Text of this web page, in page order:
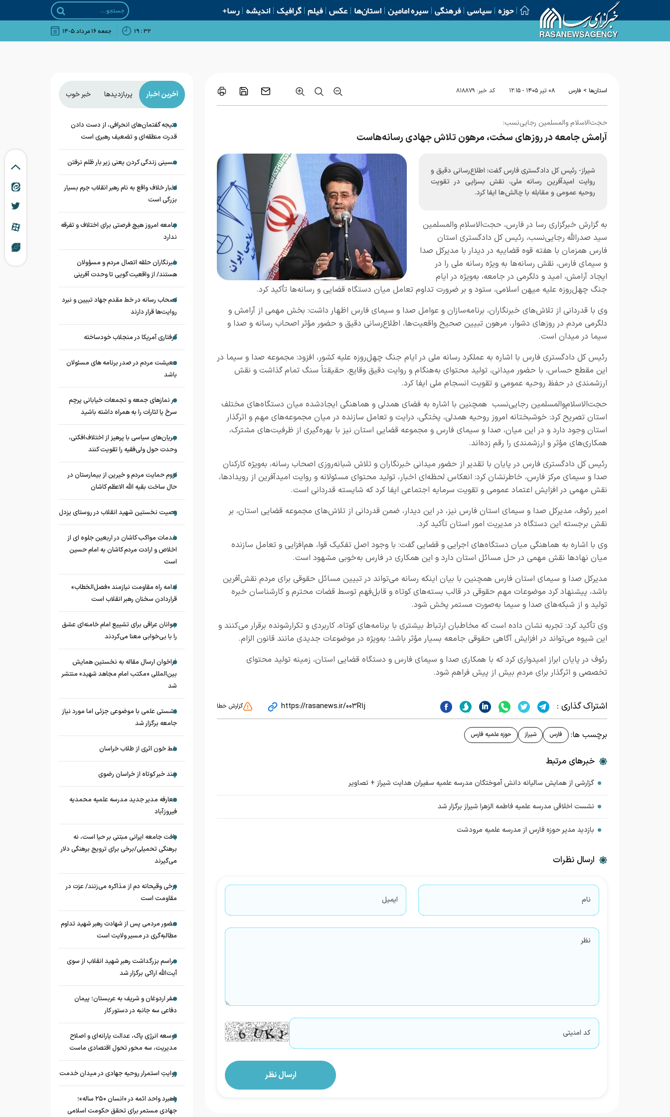
حوزه سیاسی فرهنگی سیره امامین استان‌ها عکس فیلم گرافیک اندیشه رسا+
۳۲ : ۱۹ جمعه ۱۶ مرداد ۱۴۰۵
استان‌ها > فارس ۰۸ تير ۱۴۰۵ - ۱۲:۱۵ کد خبر: ۸۱۸۸۷۹
حجت‌الاسلام‌ والمسلمین رجایی‌نسب:
آرامش جامعه در روزهای سخت، مرهون تلاش جهادی رسانه‌هاست
شیراز- رئیس کل دادگستری فارس گفت: اطلاع‌رسانی دقیق و
روایت امیدآفرین رسانه ملی، نقش بسزایی در تقویت
روحیه عمومی و مقابله با چالش‌ها ایفا کرد.
به گزارش خبرگزاری رسا در فارس، حجت‌الاسلام‌ والمسلمین
سید صدرالله رجایی‌نسب، رئیس کل دادگستری استان
فارس همزمان با هفته قوه قضاییه در دیدار با مدیرکل صدا
و سیمای فارس، نقش رسانه‌ها به ویژه رسانه ملی را در
ایجاد آرامش، امید و دلگرمی در جامعه، به‌ویژه در ایام
جنگ چهل‌روزه علیه میهن اسلامی، ستود و بر ضرورت تداوم تعامل میان دستگاه قضایی و رسانه‌ها تأکید کرد.
وی با قدردانی از تلاش‌های خبرنگاران، برنامه‌سازان و عوامل صدا و سیمای فارس اظهار داشت: بخش مهمی از آرامش و
دلگرمی مردم در روز‌های دشوار، مرهون تبیین صحیح واقعیت‌ها، اطلاع‌رسانی دقیق و حضور مؤثر اصحاب رسانه و صدا و
سیما در میدان است.
رئیس کل دادگستری فارس با اشاره به عملکرد رسانه ملی در ایام جنگ چهل‌روزه علیه کشور، افزود: مجموعه صدا و سیما در
این مقطع حساس، با حضور میدانی، تولید محتوای به‌هنگام و روایت دقیق وقایع، حقیقتاً سنگ تمام گذاشت و نقش
ارزشمندی در حفظ روحیه عمومی و تقویت انسجام ملی ایفا کرد.
حجت‌الاسلام‌والمسلمین رجایی‌نسب همچنین با اشاره به فضای همدلی و هماهنگی ایجادشده میان دستگاه‌های مختلف
استان تصریح کرد: خوشبختانه امروز روحیه همدلی، پختگی، درایت و تعامل سازنده در میان مجموعه‌های مهم و اثرگذار
استان وجود دارد و در این میان، صدا و سیمای فارس و مجموعه قضایی استان نیز با بهره‌گیری از ظرفیت‌های مشترک،
همکاری‌های مؤثر و ارزشمندی را رقم زده‌اند.
رئیس کل دادگستری فارس در پایان با تقدیر از حضور میدانی خبرنگاران و تلاش شبانه‌روزی اصحاب رسانه، به‌ویژه کارکنان
صدا و سیمای مرکز فارس، خاطرنشان کرد: انعکاس لحظه‌ای اخبار، تولید محتوای مسئولانه و روایت امیدآفرین از رویدادها،
نقش مهمی در افزایش اعتماد عمومی و تقویت سرمایه اجتماعی ایفا کرد که شایسته قدردانی است.
امیر رئوف، مدیرکل صدا و سیمای استان فارس نیز، در این دیدار، ضمن قدردانی از تلاش‌های مجموعه قضایی استان، بر
نقش برجسته این دستگاه در مدیریت امور استان تأکید کرد.
وی با اشاره به هماهنگی میان دستگاه‌های اجرایی و قضایی گفت: با وجود اصل تفکیک قوا، هم‌افزایی و تعامل سازنده
میان نهاد‌ها نقش مهمی در حل مسائل استان دارد و این همکاری در فارس به‌خوبی مشهود است.
مدیرکل صدا و سیمای استان فارس همچنین با بیان اینکه رسانه می‌تواند در تبیین مسائل حقوقی برای مردم نقش‌آفرین
باشد، پیشنهاد کرد موضوعات مهم حقوقی در قالب بسته‌های کوتاه و قابل‌فهم توسط قضات محترم و کارشناسان خبره
تولید و از شبکه‌های صدا و سیما به‌صورت مستمر پخش شود.
وی تأکید کرد: تجربه نشان داده است که مخاطبان ارتباط بیشتری با برنامه‌های کوتاه، کاربردی و تکرارشونده برقرار می‌کنند و
این شیوه می‌تواند در افزایش آگاهی حقوقی جامعه بسیار مؤثر باشد؛ به‌ویژه در موضوعات جدیدی مانند قانون الزام.
رئوف در پایان ابراز امیدواری کرد که با همکاری صدا و سیمای فارس و دستگاه قضایی استان، زمینه تولید محتوای
تخصصی و اثرگذار برای مردم بیش از پیش فراهم شود.
اشتراک گذاری : https://rasanews.ir/003R1j گزارش خطا
برچسب ها: فارس شیراز حوزه علمیه فارس
خبرهای مرتبط
گزارشی از همایش سالیانه دانش آموختگان مدرسه علمیه سفیران هدایت شیراز + تصاویر
نشست اخلاقی مدرسه علمیه فاطمه الزهرا شیراز برگزار شد
بازدید مدیر حوزه فارس از مدرسه علمیه مرودشت
ارسال نظرات
آخرین اخبار پربازدیدها خبر خوب
نتیجه گفتمان‌های انحرافی، از دست دادن
قدرت منطقه‌ای و تضعیف رهبری است
حسینی زندگی کردن یعنی زیر بار ظلم نرفتن
اخبار خلاف واقع به نام رهبر انقلاب جرم بسیار
بزرگی است
جامعه امروز هیچ فرصتی برای اختلاف و تفرقه
ندارد
خبرنگاران حلقه اتصال مردم و مسؤولان
هستند/ از واقعیت گویی تا وحدت آفرینی
اصحاب رسانه در خط مقدم جهاد تبیین و نبرد
روایت‌ها قرار دارند
گرفتاری آمریکا در منجلاب خودساخته
معیشت مردم در صدر برنامه های مسئولان
باشد
در نماز‌های جمعه و تجمعات خیابانی پرچم
سرخ یا لثارات را به همراه داشته باشید
جریان‌های سیاسی با پرهیز از اختلاف‌افکنی،
وحدت حول ولی‌فقیه را تقویت کنند
لزوم حمایت مردم و خیرین از بیمارستان در
حال ساخت بقیه الله الاعظم کاشان
وصیت نخستین شهید انقلاب در روستای یزدل
خدمات مواکب کاشان در اربعین جلوه ای از
اخلاص و ارادت مردم کاشان به امام حسین
است
ادامه راه مقاومت نیازمند «فصل‌الخطاب»
قراردادن سخنان رهبر انقلاب است
جوانان عراقی برای تشییع امام خامنه‌ای عشق
را با بی‌خوابی معنا می‌کردند
فراخوان ارسال مقاله به نخستین همایش
بین‌المللی «مکتب امام مجاهد شهید» منتشر
شد
نشستی علمی با موضوعی جزئی اما مورد نیاز
جامعه برگزار شد
خط خون اثری از طلاب خراسان
چند خبر کوتاه از خراسان رضوی
معارفه مدیر جدید مدرسه علمیه محمدیه
فیروزآباد
بافت جامعه ایرانی مبتنی بر حیا است، نه
برهنگی تحمیلی/برخی برای ترویج برهنگی دلار
می‌گیرند
برخی وقیحانه دم از مذاکره می‌زنند/ عزت در
مقاومت است
حضور مردمی پس از شهادت رهبر شهید تداوم
مطالبه‌گری در مسیر ولایت است
مراسم بزرگداشت رهبر شهید انقلاب از سوی
آیت‌الله اراکی برگزار شد
سفر اردوغان و شریف به عربستان؛ پیمان
دفاعی سه جانبه در دستور کار
توسعه انرژی پاک، عدالت یارانه‌ای و اصلاح
مدیریت، سه محور تحول اقتصادی ماست
روایتِ استمرار روحیه جهادی در میدان خدمت
راهبرد واحد ائمه در «انسان ۲۵۰ ساله»؛
جهادی مستمر برای تحقق حکومت اسلامی